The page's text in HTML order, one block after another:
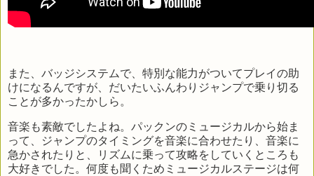
また、バッジシステムで、特別な能力がついてプレイの助
けになるんですが、だいたいふんわりジャンプで乗り切る
ことが多かったかしら。
音楽も素敵でしたよね。パックンのミュージカルから始ま
って、ジャンプのタイミングを音楽に合わせたり、音楽に
急かされたりと、リズムに乗って攻略をしていくところも
大好きでした。何度も聞くためミュージカルステージは何